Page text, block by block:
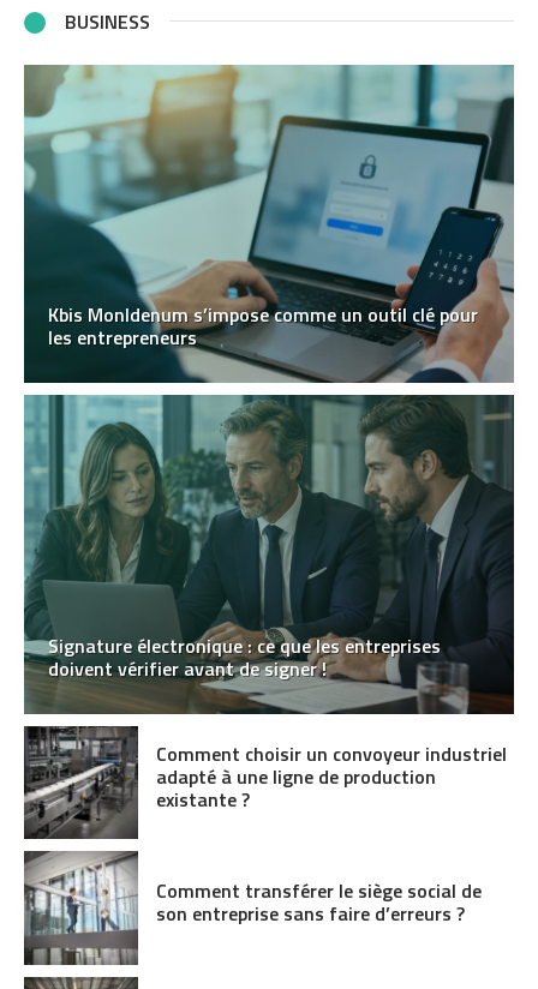
BUSINESS
Kbis MonIdenum s’impose comme un outil clé pour
les entrepreneurs
Signature électronique : ce que les entreprises
doivent vérifier avant de signer !
Comment choisir un convoyeur industriel
adapté à une ligne de production
existante ?
Comment transférer le siège social de
son entreprise sans faire d’erreurs ?